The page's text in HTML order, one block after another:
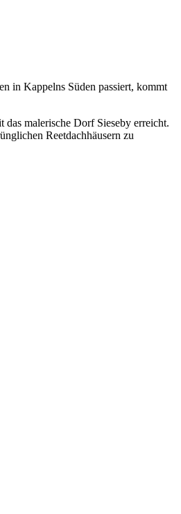
in Kappelns Süden passiert, kommt
das malerische Dorf Sieseby erreicht.
Reetdachhäusern zu